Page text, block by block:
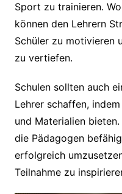
Sport zu trainieren.
können den Lehrern
Schüler zu motivieren
zu vertiefen.
Schulen sollten auch
Lehrer schaffen,
und Materialien
die Pädagogen
erfolgreich
Teilnahme zu